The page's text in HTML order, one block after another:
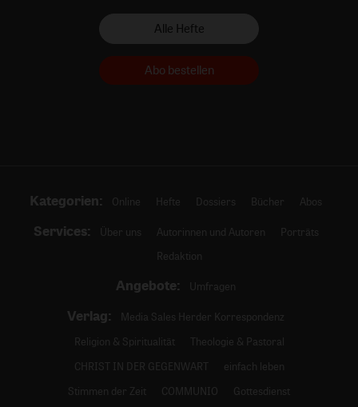
Alle Hefte
Abo bestellen
Kategorien: Online Hefte Dossiers Bücher Abos
Services: Über uns Autorinnen und Autoren
Porträts
Redaktion
Angebote: Umfragen
Verlag:
Media Sales Herder Korrespondenz
Religion & Spiritualität
Theologie & Pastoral
CHRIST IN DER GEGENWART
einfach leben
Stimmen der Zeit
COMMUNIO
Gottesdienst